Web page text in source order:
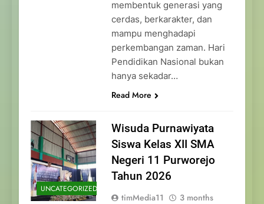
membentuk generasi yang
cerdas, berkarakter, dan
mampu menghadapi
perkembangan zaman. Hari
Pendidikan Nasional bukan
hanya sekadar…
Read More
UNCATEGORIZED
Wisuda Purnawiyata
Siswa Kelas XII SMA
Negeri 11 Purworejo
Tahun 2026
timMedia11
3 months